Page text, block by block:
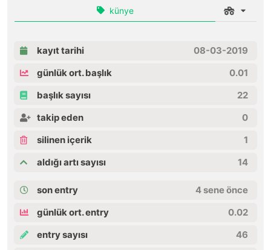
künye
kayıt tarihi
08-03-2019
günlük ort. başlık
0.01
başlık sayısı
22
takip eden
0
silinen içerik
1
aldığı artı sayısı
14
son entry
4 sene önce
günlük ort. entry
0.02
entry sayısı
46